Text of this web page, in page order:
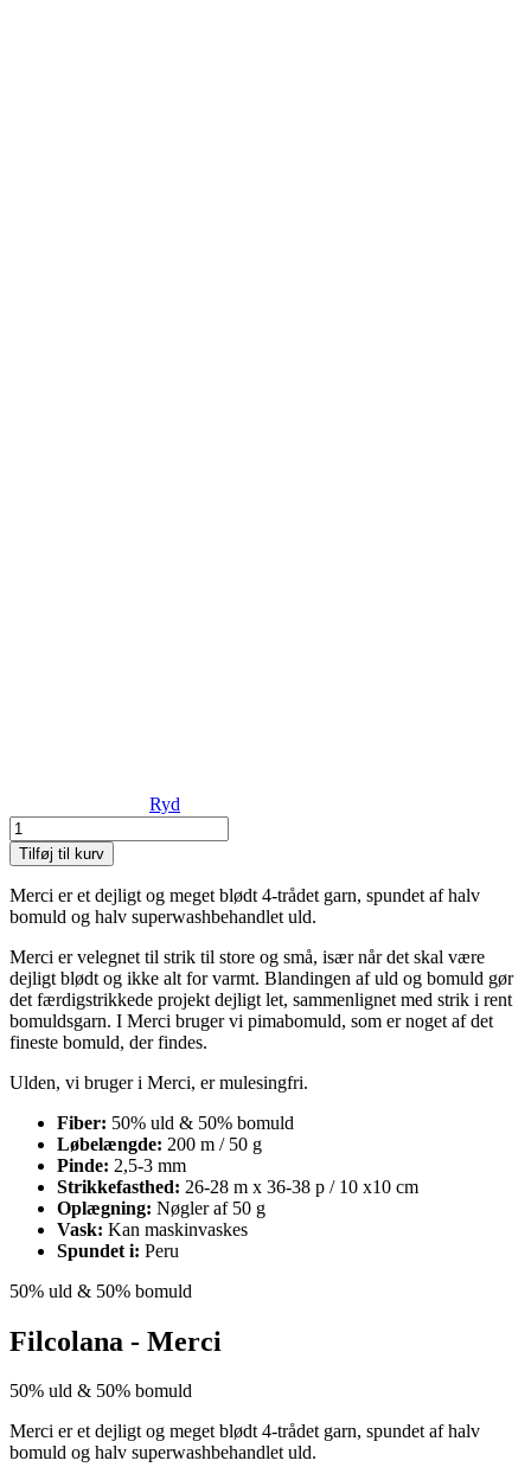
Ryd
Filcolana
-
Merci
antal
Tilføj til kurv
Merci er et dejligt og meget blødt 4-trådet garn, spundet af halv
bomuld og halv superwashbehandlet uld.
Merci er velegnet til strik til store og små, især når det skal være
dejligt blødt og ikke alt for varmt. Blandingen af uld og bomuld gør
det færdigstrikkede projekt dejligt let, sammenlignet med strik i rent
bomuldsgarn. I Merci bruger vi pimabomuld, som er noget af det
fineste bomuld, der findes.
Ulden, vi bruger i Merci, er mulesingfri.
Fiber: 50% uld & 50% bomuld
Løbelængde: 200 m / 50 g
Pinde: 2,5-3 mm
Strikkefasthed: 26-28 m x 36-38 p / 10 x10 cm
Oplægning: Nøgler af 50 g
Vask: Kan maskinvaskes
Spundet i: Peru
50% uld & 50% bomuld
Filcolana - Merci
50% uld & 50% bomuld
Merci er et dejligt og meget blødt 4-trådet garn, spundet af halv
bomuld og halv superwashbehandlet uld.